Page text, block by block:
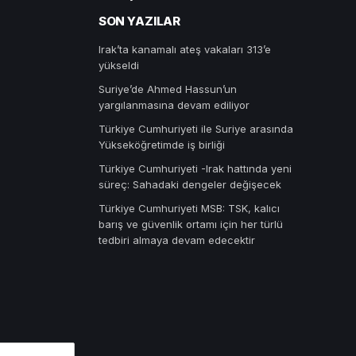
SON YAZILAR
Irak’ta kanamalı ateş vakaları 313’e
yükseldi
Suriye’de Ahmed Hassun’un
yargılanmasına devam ediliyor
Türkiye Cumhuriyeti ile Suriye arasında
Yükseköğretimde iş birliği
Türkiye Cumhuriyeti -Irak hattında yeni
süreç: Sahadaki dengeler değişecek
Türkiye Cumhuriyeti MSB: TSK, kalıcı
barış ve güvenlik ortamı için her türlü
tedbiri almaya devam edecektir